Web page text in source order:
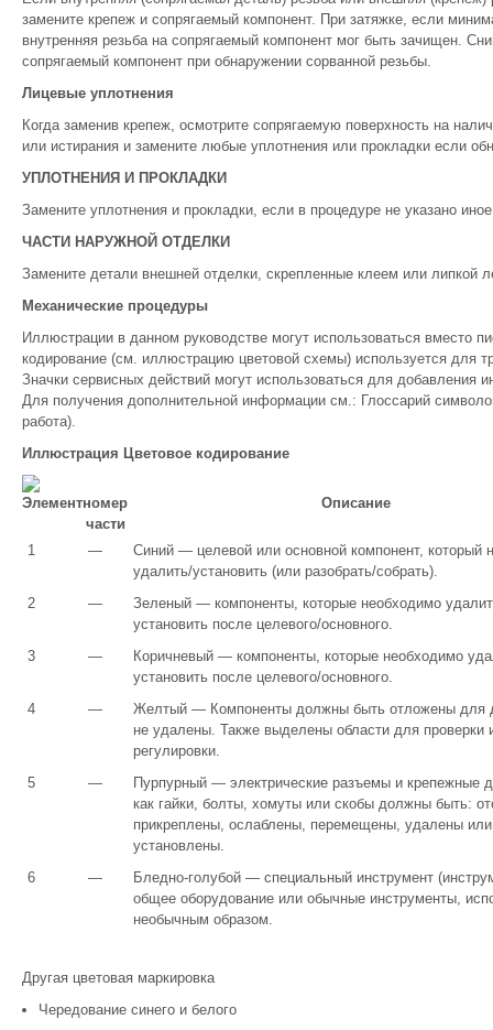
замените крепеж и сопрягаемый компонент. При затяжке, если
внутренняя резьба на сопрягаемый компонент мог быть зачищен.
сопрягаемый компонент при обнаружении сорванной резьбы.
Лицевые уплотнения
Когда заменив крепеж, осмотрите сопрягаемую поверхность на
или истирания и замените любые уплотнения или прокладки если
УПЛОТНЕНИЯ И ПРОКЛАДКИ
Замените уплотнения и прокладки, если в процедуре не указано
ЧАСТИ НАРУЖНОЙ ОТДЕЛКИ
Замените детали внешней отделки, скрепленные клеем или липкой
Механические процедуры
Иллюстрации в данном руководстве могут использоваться вместо
кодирование (см. иллюстрацию цветовой схемы) используется для
Значки сервисных действий могут использоваться для
Для получения дополнительной информации см.: Глоссарий
работа).
Иллюстрация Цветовое кодирование
Элементномер
части
Описание
1 —
Синий — целевой или основной компонент, который
удалить/установить (или разобрать/собрать).
2
—
Зеленый — компоненты, которые необходимо
установить после целевого/основного.
3
—
Коричневый — компоненты, которые необходимо
установить после целевого/основного.
4
—
Желтый — Компоненты должны быть отложены для
не удалены. Также выделены области для проверки
регулировки.
5
—
Пурпурный — электрические разъемы и крепежные
как гайки, болты, хомуты или скобы должны быть:
прикреплены, ослаблены, перемещены, удалены или
установлены.
6
—
Бледно-голубой — специальный инструмент
общее оборудование или обычные инструменты,
необычным образом.
Другая цветовая маркировка
Чередование синего и белого